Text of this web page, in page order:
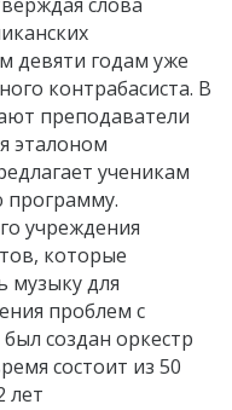
девяти годам уже
контрабасиста. В
преподаватели
эталоном
ученикам
учреждения
которые
музыку для
проблем с
создан оркестр
состоит из 50
лет